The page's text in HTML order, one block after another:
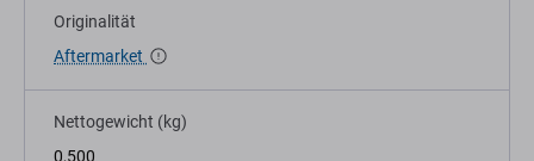
Originalität
Aftermarket
Nettogewicht (kg)
0,500